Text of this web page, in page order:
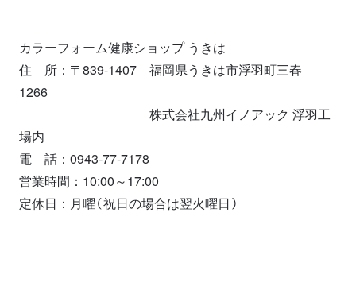
カラーフォーム健康ショップ うきは
住 所：〒839-1407 福岡県うきは市浮羽町三春
1266
株式会社九州イノアック 浮羽工
場内
電 話：0943‐77‐7178
営業時間：10:00～17:00
定休日：月曜（祝日の場合は翌火曜日）